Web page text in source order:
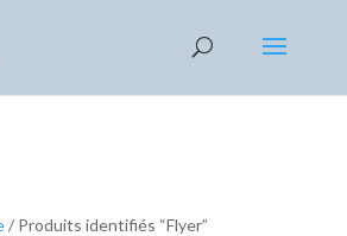
/ Produits identifiés “Flyer”